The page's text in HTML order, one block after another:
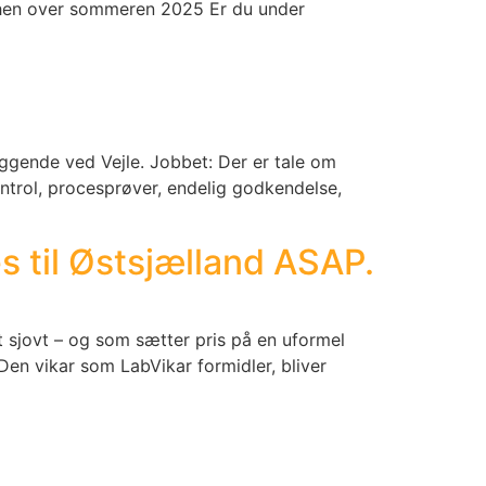
over sommeren 2025 Er du under
ved Vejle. Jobbet: Der er tale om
procesprøver, endelig godkendelse,
til Østsjælland ASAP.
sjovt – og som sætter pris på en uformel
vikar som LabVikar formidler, bliver